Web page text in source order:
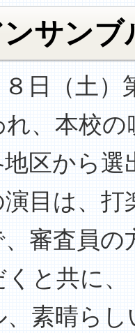
サン
日（土）
れ、本校
区から
目は、
審査員
くと共に
、素晴ら